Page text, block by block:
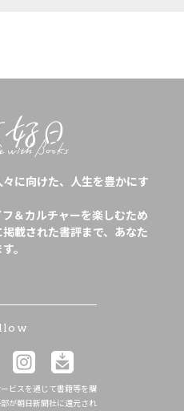
に向けた、人生を豊かにす
＆カルチャーを楽しむため
載された書評まで、あなた
。
ビスを通じて書籍等を購
が朝日新聞社に還元され